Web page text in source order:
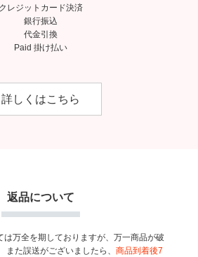
クレジットカード決済
銀行振込
代金引換
Paid 掛け払い
詳しくはこちら
返品について
は万全を期しておりますが、万一商品が破
また誤送がございましたら、商品到着後7